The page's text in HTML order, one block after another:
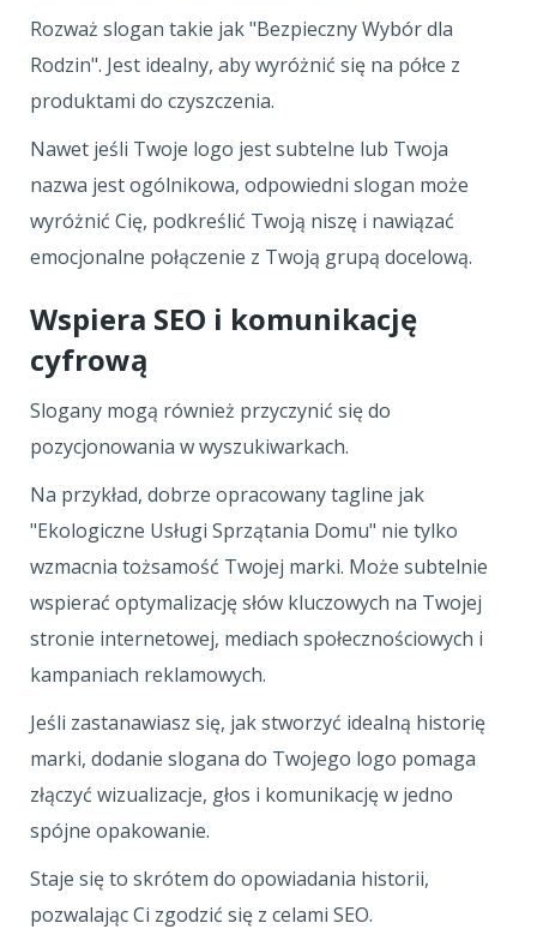
Rozważ slogan takie jak "Bezpieczny Wybór dla
Rodzin". Jest idealny, aby wyróżnić się na półce z
produktami do czyszczenia.
Nawet jeśli Twoje logo jest subtelne lub Twoja
nazwa jest ogólnikowa, odpowiedni slogan może
wyróżnić Cię, podkreślić Twoją niszę i nawiązać
emocjonalne połączenie z Twoją grupą docelową.
Wspiera SEO i komunikację
cyfrową
Slogany mogą również przyczynić się do
pozycjonowania w wyszukiwarkach.
Na przykład, dobrze opracowany tagline jak
"Ekologiczne Usługi Sprzątania Domu" nie tylko
wzmacnia tożsamość Twojej marki. Może subtelnie
wspierać optymalizację słów kluczowych na Twojej
stronie internetowej, mediach społecznościowych i
kampaniach reklamowych.
Jeśli zastanawiasz się, jak stworzyć idealną historię
marki, dodanie slogana do Twojego logo pomaga
złączyć wizualizacje, głos i komunikację w jedno
spójne opakowanie.
Staje się to skrótem do opowiadania historii,
pozwalając Ci zgodzić się z celami SEO.